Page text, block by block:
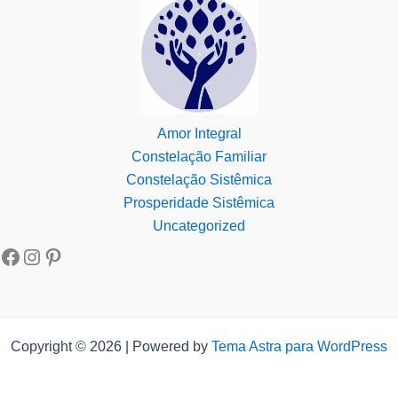
Amor Integral
Constelação Familiar
Constelação Sistêmica
Prosperidade Sistêmica
Uncategorized
Copyright © 2026 | Powered by Tema Astra para WordPress